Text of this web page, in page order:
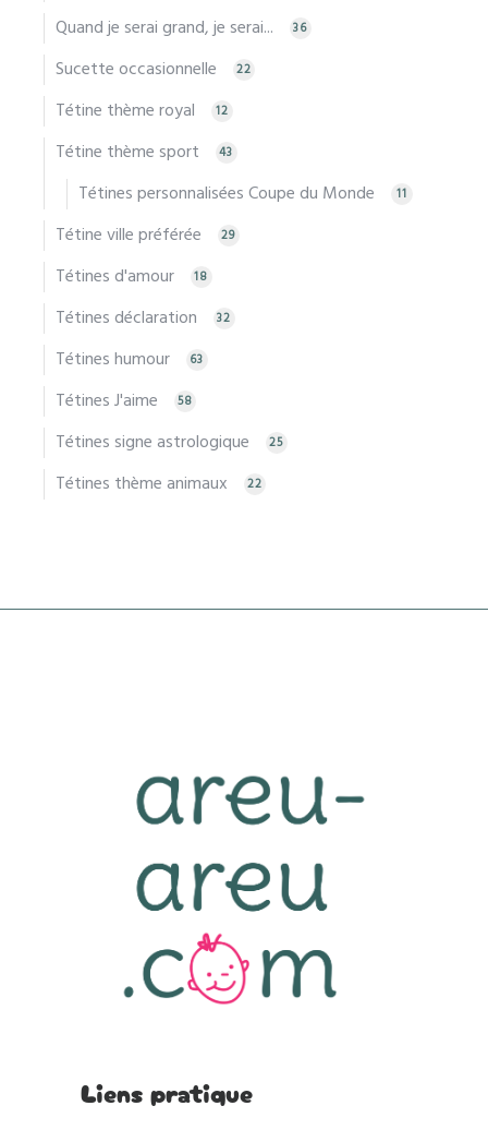
Quand je serai grand, je serai... 36
Sucette occasionnelle 22
Tétine thème royal 12
Tétine thème sport 43
Tétines personnalisées Coupe du Monde 11
Tétine ville préférée 29
Tétines d'amour 18
Tétines déclaration 32
Tétines humour 63
Tétines J'aime 58
Tétines signe astrologique 25
Tétines thème animaux 22
Liens pratique